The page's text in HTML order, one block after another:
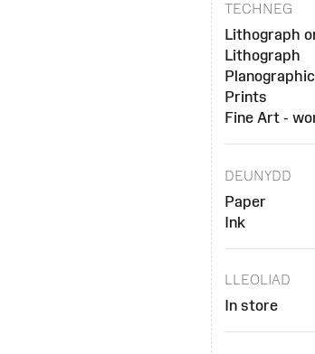
TECHNEG
Lithograph
Lithograph
Prints
Fine Art -
DEUNYDD
Paper
Ink
LLEOLIAD
In store